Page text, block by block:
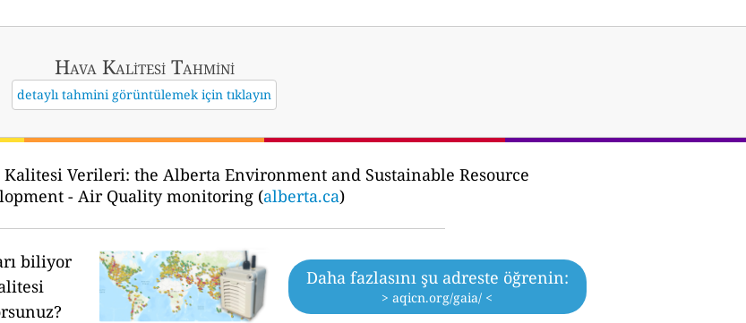
Hava Kalitesi Tahmini
detaylı tahmini görüntülemek için tıklayın
Kalitesi Verileri: the Alberta Environment and Sustainable Resource
- Air Quality monitoring (alberta.ca)
biliyor
Daha fazlasını şu adreste öğrenin:
> aqicn.org/gaia/ <